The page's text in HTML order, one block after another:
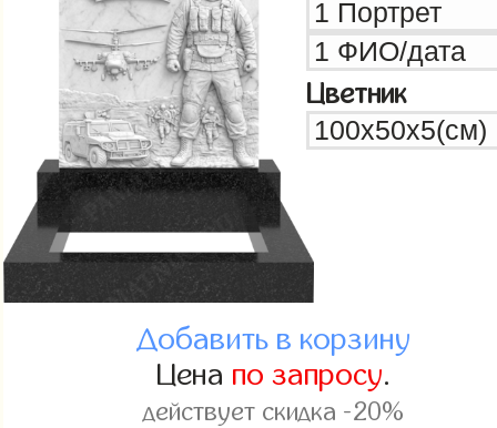
Цветник
Добавить в корзину
Цена по запросу.
действует скидка -20%